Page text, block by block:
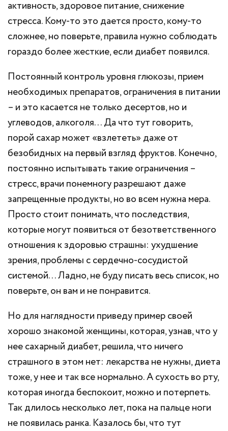
активность, здоровое питание, снижение
стресса. Кому-то это дается просто, кому-то
сложнее, но поверьте, правила нужно соблюдать
гораздо более жесткие, если диабет появился.
Постоянный контроль уровня глюкозы, прием
необходимых препаратов, ограничения в питании
– и это касается не только десертов, но и
углеводов, алкоголя… Да что тут говорить,
порой сахар может «взлететь» даже от
безобидных на первый взгляд фруктов. Конечно,
постоянно испытывать такие ограничения –
стресс, врачи понемногу разрешают даже
запрещенные продукты, но во всем нужна мера.
Просто стоит понимать, что последствия,
которые могут появиться от безответственного
отношения к здоровью страшны: ухудшение
зрения, проблемы с сердечно-сосудистой
системой… Ладно, не буду писать весь список, но
поверьте, он вам и не понравится.
Но для наглядности приведу пример своей
хорошо знакомой женщины, которая, узнав, что у
нее сахарный диабет, решила, что ничего
страшного в этом нет: лекарства не нужны, диета
тоже, у нее и так все нормально. А сухость во рту,
которая иногда беспокоит, можно и потерпеть.
Так длилось несколько лет, пока на пальце ноги
не появилась ранка. Казалось бы, что тут